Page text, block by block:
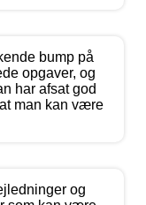
bump på
opgaver, og
har afsat god
man kan være
og